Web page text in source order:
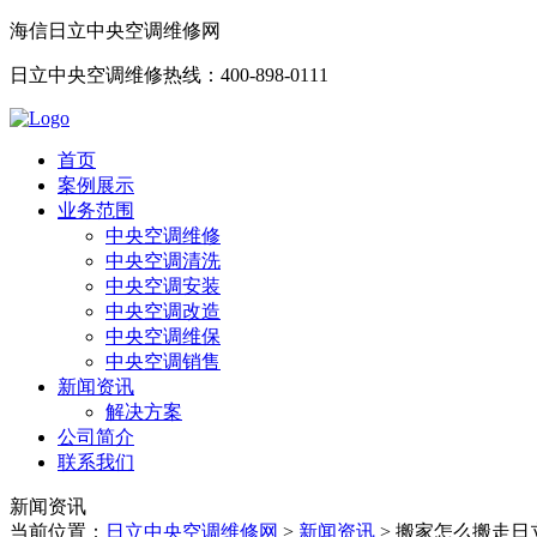
海信日立中央空调维修网
日立中央空调维修热线：400-898-0111
首页
案例展示
业务范围
中央空调维修
中央空调清洗
中央空调安装
中央空调改造
中央空调维保
中央空调销售
新闻资讯
解决方案
公司简介
联系我们
新闻资讯
当前位置： 日立中央空调维修网 > 新闻资讯 > 搬家怎么搬走日